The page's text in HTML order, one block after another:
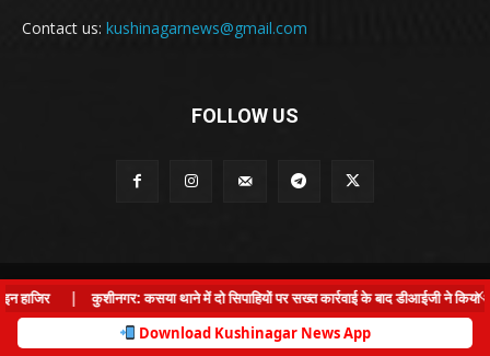
Contact us: kushinagarnews@gmail.com
FOLLOW US
© Kushinagar Live - 2022
Home About us Privacy Policy Contact us
×
कुशीनगर: कसया थाने में दो सिपाहियों पर सख्त कार्रवाई के बाद डीआईजी ने किया
Download Kushinagar News App